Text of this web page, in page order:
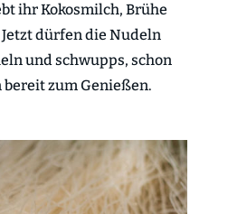
ihr Kokosmilch, Brühe
dürfen die Nudeln
und schwupps, schon
zum Genießen.